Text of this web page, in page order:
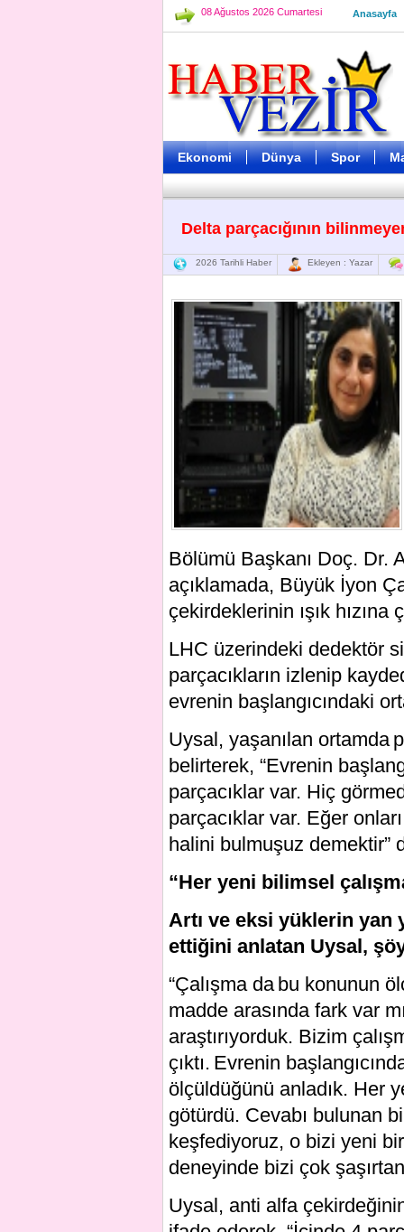
08 Ağustos 2026 Cumartesi Anasayfa
Ekonomi Dünya Spor
Delta parçacığının
2026 Tarihli Haber Ekleyen : Yazar
Bölümü Başkanı Doç. Dr.
açıklamada, Büyük İyon
çekirdeklerinin ışık hızına
LHC üzerindeki dedektör
parçacıkların izlenip
evrenin başlangıcındaki
Uysal, yaşanılan ortamda
belirterek, “Evrenin
parçacıklar var. Hiç
parçacıklar var. Eğer
halini bulmuşuz demektir”
“Her yeni bilimsel
Artı ve eksi yüklerin
ettiğini anlatan Uysal,
“Çalışma da bu konunun
madde arasında fark var
araştırıyorduk. Bizim
çıktı. Evrenin
ölçüldüğünü anladık. Her
götürdü. Cevabı bulunan
keşfediyoruz, o bizi yeni
deneyinde bizi çok
Uysal, anti alfa